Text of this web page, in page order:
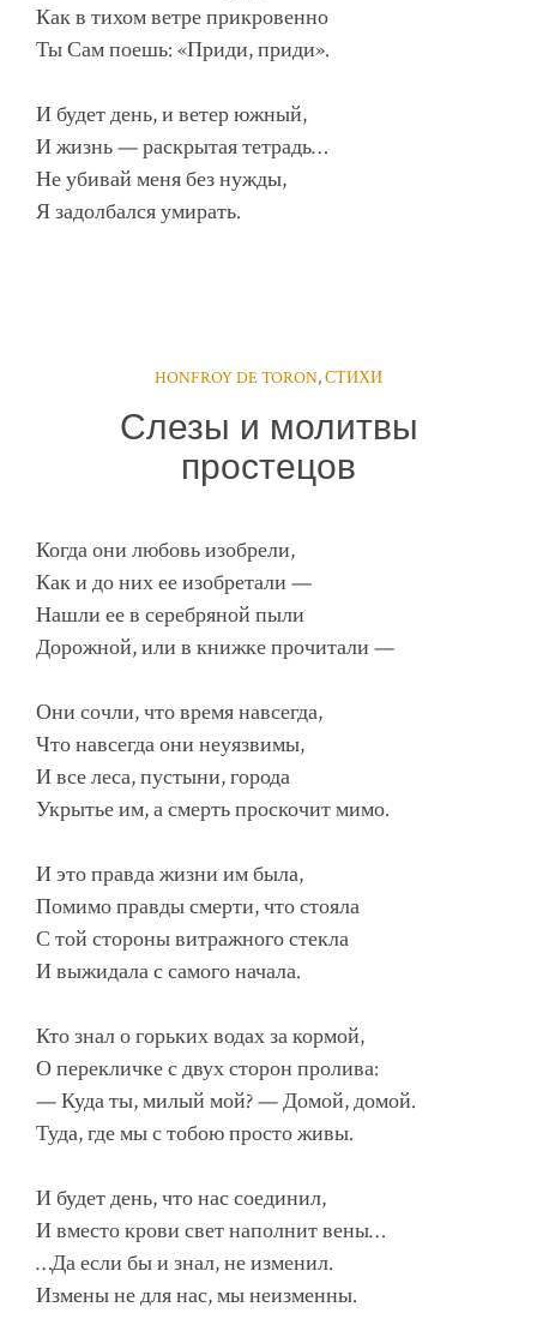
Как в тихом ветре прикровенно
Ты Сам поешь: «Приди, приди».
И будет день, и ветер южный,
И жизнь — раскрытая тетрадь…
Не убивай меня без нужды,
Я задолбался умирать.
HONFROY DE TORON,СТИХИ
Слезы и молитвы
простецов
Когда они любовь изобрели,
Как и до них ее изобретали —
Нашли ее в серебряной пыли
Дорожной, или в книжке прочитали —
Они сочли, что время навсегда,
Что навсегда они неуязвимы,
И все леса, пустыни, города
Укрытье им, а смерть проскочит мимо.
И это правда жизни им была,
Помимо правды смерти, что стояла
С той стороны витражного стекла
И выжидала с самого начала.
Кто знал о горьких водах за кормой,
О перекличке с двух сторон пролива:
— Куда ты, милый мой? — Домой, домой.
Туда, где мы с тобою просто живы.
И будет день, что нас соединил,
И вместо крови свет наполнит вены…
…Да если бы и знал, не изменил.
Измены не для нас, мы неизменны.